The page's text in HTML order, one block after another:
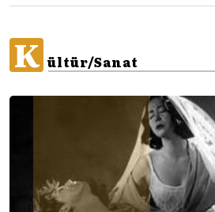
K ültür/Sanat